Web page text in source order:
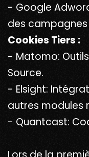
- Google
des
Cookies Tiers :
- Matomo:
Source.
- Elsight:
autres modules
- Quantcast: